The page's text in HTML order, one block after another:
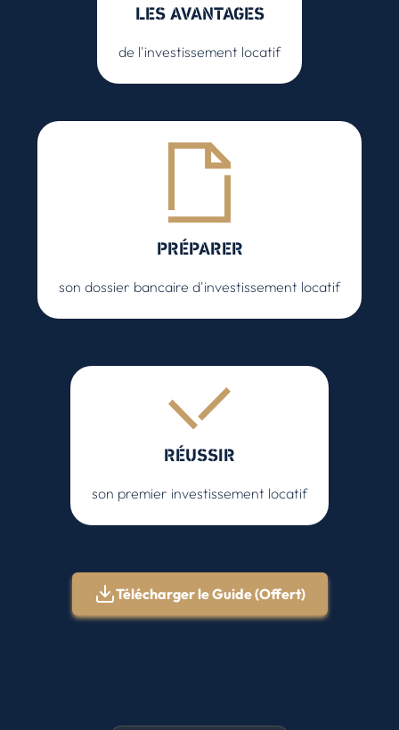
LES AVANTAGES
de l'investissement locatif
PRÉPARER
son dossier bancaire d'investissement locatif
RÉUSSIR
son premier investissement locatif
Télécharger le Guide (Offert)